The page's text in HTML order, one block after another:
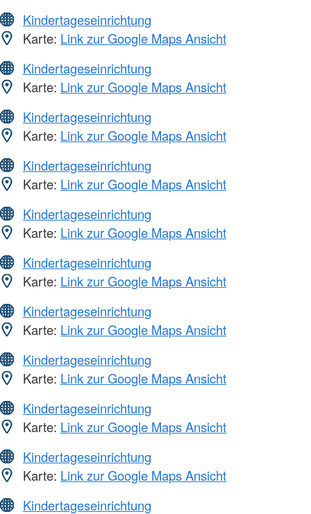
Kindertageseinrichtung
Karte: Link zur Google Maps Ansicht
Kindertageseinrichtung
Karte: Link zur Google Maps Ansicht
Kindertageseinrichtung
Karte: Link zur Google Maps Ansicht
Kindertageseinrichtung
Karte: Link zur Google Maps Ansicht
Kindertageseinrichtung
Karte: Link zur Google Maps Ansicht
Kindertageseinrichtung
Karte: Link zur Google Maps Ansicht
Kindertageseinrichtung
Karte: Link zur Google Maps Ansicht
Kindertageseinrichtung
Karte: Link zur Google Maps Ansicht
Kindertageseinrichtung
Karte: Link zur Google Maps Ansicht
Kindertageseinrichtung
Karte: Link zur Google Maps Ansicht
Kindertageseinrichtung